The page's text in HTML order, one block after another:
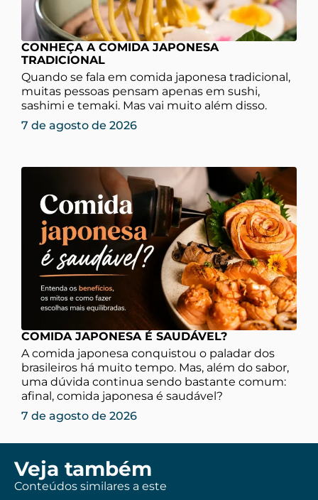
CONHEÇA A COMIDA JAPONESA
TRADICIONAL
Quando se fala em comida japonesa tradicional,
muitas pessoas pensam apenas em sushi,
sashimi e temaki. Mas vai muito além disso.
7 de agosto de 2026
COMIDA JAPONESA É SAUDÁVEL?
A comida japonesa conquistou o paladar dos
brasileiros há muito tempo. Mas, além do sabor,
uma dúvida continua sendo bastante comum:
afinal, comida japonesa é saudável?
7 de agosto de 2026
Veja também
Conteúdos similares a este